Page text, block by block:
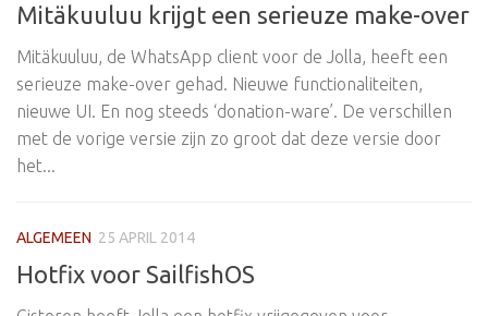
Mitäkuuluu krijgt een serieuze make-over
Mitäkuuluu, de WhatsApp client voor de Jolla, heeft een
serieuze make-over gehad. Nieuwe functionaliteiten,
nieuwe UI. En nog steeds ‘donation-ware’. De verschillen
met de vorige versie zijn zo groot dat deze versie door
het...
ALGEMEEN 25 APRIL 2014
Hotfix voor SailfishOS